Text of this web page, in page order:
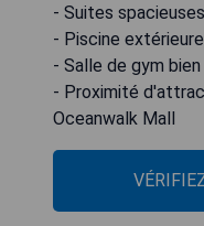
- Suites
- Piscine
- Salle de gym
- Proximité
Oceanwalk Mall